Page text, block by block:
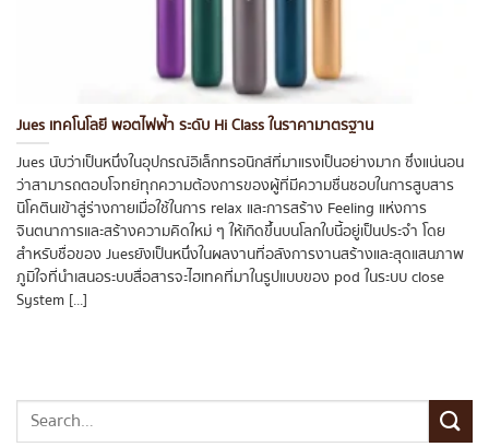
Jues เทคโนโลยี พอตไฟฟ้า ระดับ Hi Class ในราคามาตรฐาน
Jues นับว่าเป็นหนึ่งในอุปกรณ์อิเล็กทรอนิกส์ที่มาแรงเป็นอย่างมาก ซึ่งแน่นอน
ว่าสามารถตอบโจทย์ทุกความต้องการของผู้ที่มีความชื่นชอบในการสูบสาร
นิโคตินเข้าสู่ร่างกายเมื่อใช้ในการ relax และการสร้าง Feeling แห่งการ
จินตนาการและสร้างความคิดใหม่ ๆ ให้เกิดขึ้นบนโลกใบนี้อยู่เป็นประจำ โดย
สำหรับชื่อของ Juesยังเป็นหนึ่งในผลงานที่อลังการงานสร้างและสุดแสนภาพ
ภูมิใจที่นำเสนอระบบสื่อสารจะไฮเทคที่มาในรูปแบบของ pod ในระบบ close
System [...]